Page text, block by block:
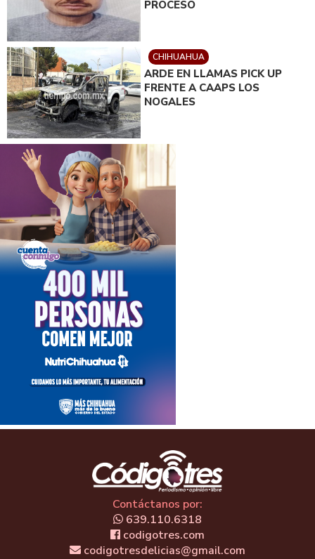
PROCESO
CHIHUAHUA
ARDE EN LLAMAS PICK UP
FRENTE A CAAPS LOS
NOGALES
Contáctanos por:
639.110.6318
codigotres.com
codigotresdelicias@gmail.com